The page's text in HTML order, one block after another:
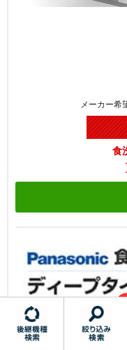
メーカー希
食